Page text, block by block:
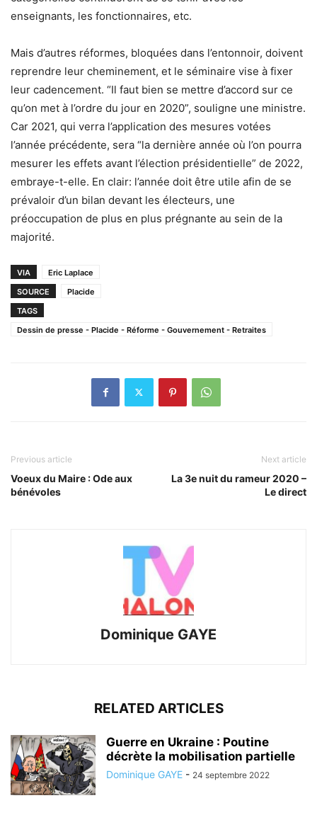
enseignants, les fonctionnaires, etc.
Mais d’autres réformes, bloquées dans l’entonnoir, doivent
reprendre leur cheminement, et le séminaire vise à fixer
leur cadencement. “Il faut bien se mettre d’accord sur ce
qu’on met à l’ordre du jour en 2020”, souligne une ministre.
Car 2021, qui verra l’application des mesures votées
l’année précédente, sera “la dernière année où l’on pourra
mesurer les effets avant l’élection présidentielle” de 2022,
embraye-t-elle. En clair: l’année doit être utile afin de se
prévaloir d’un bilan devant les électeurs, une
préoccupation de plus en plus prégnante au sein de la
majorité.
VIA
Eric Laplace
SOURCE
Placide
TAGS
Dessin de presse - Placide - Réforme - Gouvernement - Retraites
Previous article
Voeux du Maire : Ode aux
bénévoles
Next article
La 3e nuit du rameur 2020 –
Le direct
Dominique GAYE
RELATED ARTICLES
Guerre en Ukraine : Poutine
décrète la mobilisation partielle
Dominique GAYE - 24 septembre 2022